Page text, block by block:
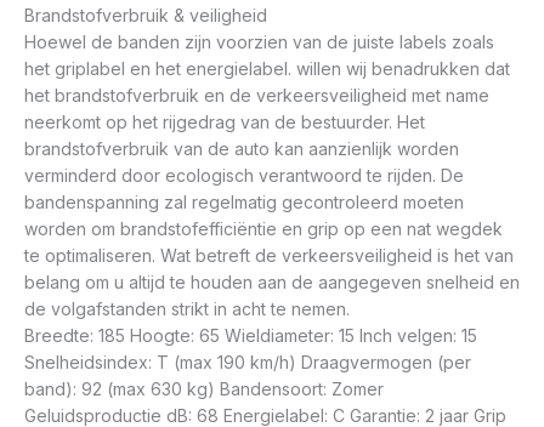
Brandstofverbruik & veiligheid
Hoewel de banden zijn voorzien van de juiste labels zoals
het griplabel en het energielabel. willen wij benadrukken dat
het brandstofverbruik en de verkeersveiligheid met name
neerkomt op het rijgedrag van de bestuurder. Het
brandstofverbruik van de auto kan aanzienlijk worden
verminderd door ecologisch verantwoord te rijden. De
bandenspanning zal regelmatig gecontroleerd moeten
worden om brandstofefficiëntie en grip op een nat wegdek
te optimaliseren. Wat betreft de verkeersveiligheid is het van
belang om u altijd te houden aan de aangegeven snelheid en
de volgafstanden strikt in acht te nemen.
Breedte: 185 Hoogte: 65 Wieldiameter: 15 Inch velgen: 15
Snelheidsindex: T (max 190 km/h) Draagvermogen (per
band): 92 (max 630 kg) Bandensoort: Zomer
Geluidsproductie dB: 68 Energielabel: C Garantie: 2 jaar Grip